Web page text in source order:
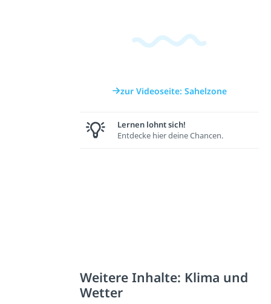
zur Videoseite: Sahelzone
Lernen lohnt sich!
Entdecke hier deine Chancen.
Weitere Inhalte: Klima und
Wetter